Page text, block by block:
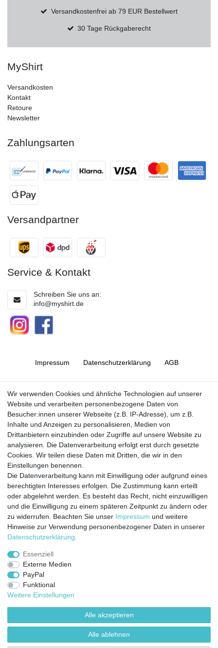
Versandkostenfrei ab 79 EUR Bestellwert
30 Tage Rückgaberecht
MyShirt
Versandkosten
Kontakt
Retoure
Newsletter
Zahlungsarten
Versandpartner
Service & Kontakt
Schreiben Sie uns an:
info@myshirt.de
Impressum Daten­schutz­erklärung AGB
Barrierefreiheitserklärung Widerrufs­recht
Vertrag widerrufen Kontakt
Jetzt anmelden und auf dem Laufenden
bleiben!
Sie wollen keine Neuigkeiten verpassen?
Dann melden Sie sich noch heute zu unserem Newsletter an:
VORNAME
E-MAIL **
Newsletter
Honig
Ich stimme zu, dass meine personenbezogenen Daten genutzt werden, um
Abonnieren
Wir verwenden Cookies und ähnliche Technologien auf unserer
Website und verarbeiten personenbezogene Daten von
Besucher:innen unserer Webseite (z.B. IP-Adresse), um z.B.
Inhalte und Anzeigen zu personalisieren, Medien von
Drittanbietern einzubinden oder Zugriffe auf unsere Website zu
analysieren. Die Datenverarbeitung erfolgt erst durch gesetzte
Cookies. Wir teilen diese Daten mit Dritten, die wir in den
Einstellungen benennen.
Die Datenverarbeitung kann mit Einwilligung oder aufgrund eines
berechtigten Interesses erfolgen. Die Zustimmung kann erteilt
oder abgelehnt werden. Es besteht das Recht, nicht einzuwilligen
und die Einwilligung zu einem späteren Zeitpunkt zu ändern oder
zu widerrufen. Beachten Sie unser Impressum und weitere
Hinweise zur Verwendung personenbezogener Daten in unserer
Daten­schutz­erklärung
Essenziell
Externe Medien
PayPal
Funktional
Weitere Einstellungen
Alle akzeptieren
Alle ablehnen